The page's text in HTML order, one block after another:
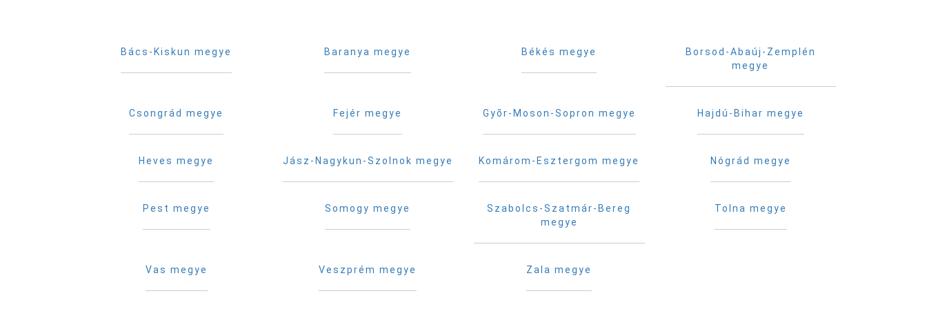
Bács-Kiskun megye Baranya megye Békés megye
Borsod-Abaúj-Zemplén
megye
Csongrád megye Fejér megye Gyõr-Moson-Sopron megye Hajdú-Bihar megye
Heves megye Jász-Nagykun-Szolnok megye Komárom-Esztergom megye Nógrád megye
Pest megye Somogy megye
Szabolcs-Szatmár-Bereg
megye
Tolna megye
Vas megye Veszprém megye Zala megye